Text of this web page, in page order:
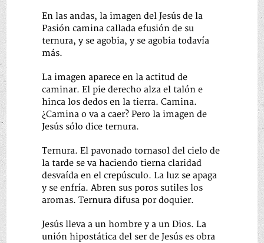
En las andas, la imagen del Jesús de la
Pasión camina callada efusión de su
ternura, y se agobia, y se agobia todavía
más.
La imagen aparece en la actitud de
caminar. El pie derecho alza el talón e
hinca los dedos en la tierra. Camina.
¿Camina o va a caer? Pero la imagen de
Jesús sólo dice ternura.
Ternura. El pavonado tornasol del cielo de
la tarde se va haciendo tierna claridad
desvaída en el crepúsculo. La luz se apaga
y se enfría. Abren sus poros sutiles los
aromas. Ternura difusa por doquier.
Jesús lleva a un hombre y a un Dios. La
unión hipostática del ser de Jesús es obra